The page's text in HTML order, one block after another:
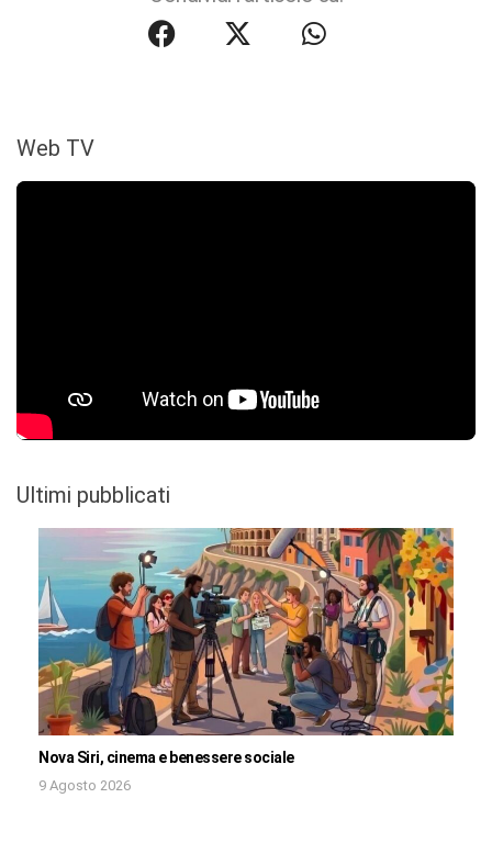
Web TV
Ultimi pubblicati
Nova Siri, cinema e benessere sociale
9 Agosto 2026